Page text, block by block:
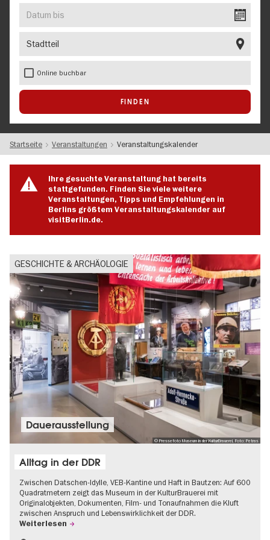
bis
Online buchbar
Startseite Veranstaltungen Veranstaltungskalender
Ihre gesuchte Veranstaltung hat bereits
stattgefunden. Finden Sie viele weitere
Veranstaltungen, Tipps und Empfehlungen in
Berlins größtem Veranstaltungskalender auf
visitBerlin.de.
GESCHICHTE & ARCHÄOLOGIE
© Pressefoto Museum in der KulturBrauerei, Foto: Petras
Dauer­aus­stel­lung
Alltag in der DDR
Zwischen Datschen-Idylle, VEB-Kantine und Haft in Bautzen: Auf 600
Quadratmetern zeigt das Museum in der KulturBrauerei mit
Originalobjekten, Dokumenten, Film- und Tonaufnahmen die Kluft
zwischen Anspruch und Lebenswirklichkeit der DDR.
Weiterlesen